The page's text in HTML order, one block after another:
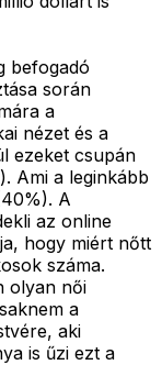
befogadó
során
a
nézet és a
ezeket csupán
Ami a leginkább
A
az online
hogy miért nőtt
száma.
olyan női
a
aki
is űzi ezt a